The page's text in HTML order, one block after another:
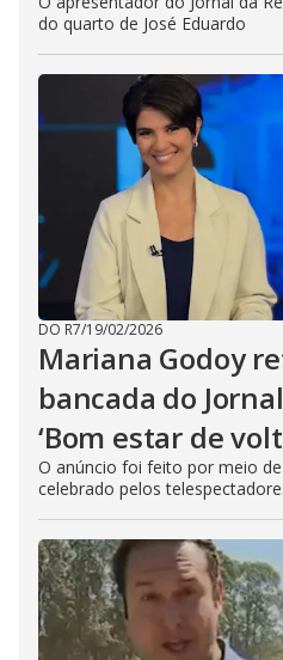
do quarto de José Eduardo
DO R7/19/02/2026
Mariana Godoy
bancada do
‘Bom estar de
O anúncio foi feito por meio
celebrado pelos